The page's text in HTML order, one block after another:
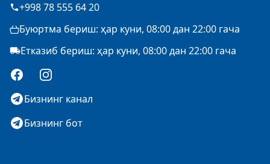
+998 78 555 64 20
Буюртма бериш: ҳар куни, 08:00 дан 22:00 гача
Етказиб бериш: ҳар куни, 08:00 дан 22:00 гача
FacebookInstagram
Бизнинг канал
Бизнинг бот